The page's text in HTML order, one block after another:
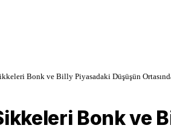
Bonk ve Billy Piyasadaki Düşüşün
Bonk ve